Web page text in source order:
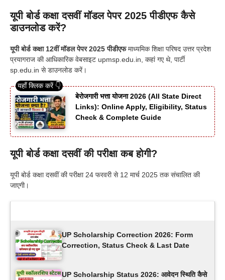
यूपी बोर्ड कक्षा दसवीं मॉडल पेपर 2025 पीडीएफ कैसे
डाउनलोड करें?
यूपी बोर्ड कक्षा 12वीं मॉडल पेपर 2025 पीडीएफमाध्यमिक शिक्षा परिषद उत्तर प्रदेश
प्रयागराज की आधिकारिक वेबसाइट upmsp.edu.in, कहां गए थे, पार्टी
sp.edu.in से डाउनलोड करें।
बेरोजगारी भत्ता योजना 2026 (All State Direct
Links): Online Apply, Eligibility, Status
Check & Complete Guide
यूपी बोर्ड कक्षा दसवीं की परीक्षा कब होगी?
यूपी बोर्ड कक्षा दसवीं की परीक्षा 24 फरवरी से 12 मार्च 2025 तक संचालित की
जाएगी।
UP Scholarship Correction 2026: Form
Correction, Status Check & Last Date
UP Scholarship Status 2026: आवेदन स्थिति कैसे